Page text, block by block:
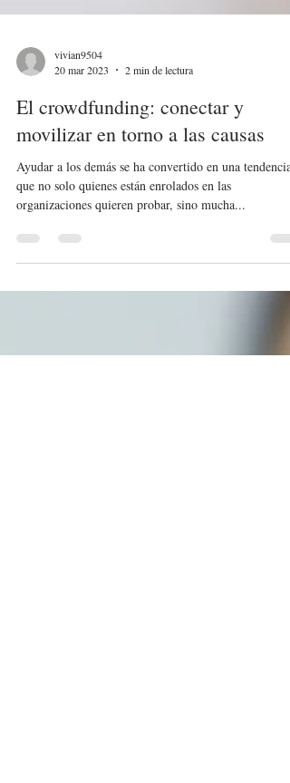
vivian9504
20 mar 2023
2 min de lectura
movilizar en torno a las causas
Ayudar a los demás se ha convertido en una tendencia
que no solo quienes están enrolados en las